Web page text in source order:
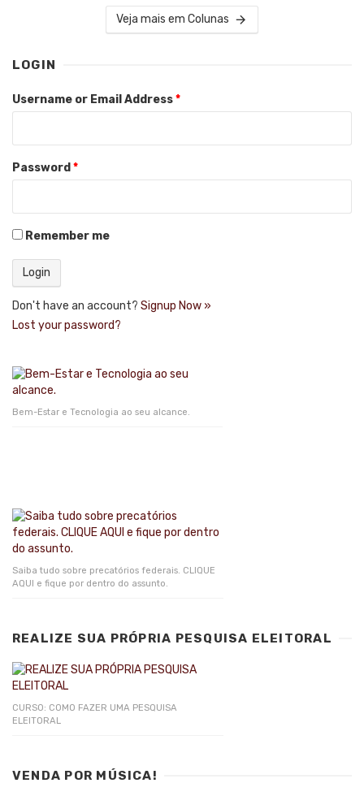
Veja mais em Colunas
LOGIN
Username or Email Address*
Password *
Remember me
Don't have an account? Signup Now »
Lost your password?
Bem-Estar e Tecnologia ao seu alcance.
Saiba tudo sobre precatórios federais. CLIQUE
AQUI e fique por dentro do assunto.
REALIZE SUA PRÓPRIA PESQUISA ELEITORAL
CURSO: COMO FAZER UMA PESQUISA
ELEITORAL
VENDA POR MÚSICA!